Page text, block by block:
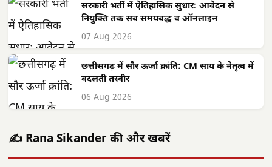
सरकारी भर्ती में ऐतिहासिक सुधार: आवेदन से
नियुक्ति तक सब समयबद्ध व ऑनलाइन
07 Aug 2026
छत्तीसगढ़ में सौर ऊर्जा क्रांति: CM साय के नेतृत्व में
बदलती तस्वीर
06 Aug 2026
✍️ Rana Sikander की और खबरें